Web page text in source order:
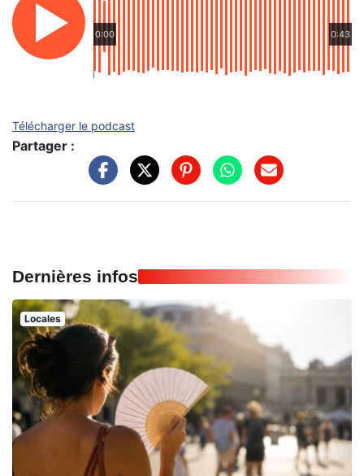
0:00 0:43
Télécharger le podcast
Partager :
Dernières infos
Locales